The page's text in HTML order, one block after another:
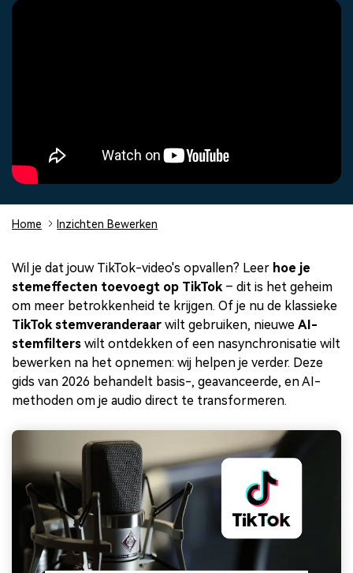
Creatief
centrum
Home Inzichten Bewerken
Wil je dat jouw TikTok-video's opvallen? Leer hoe je
stemeffecten toevoegt op TikTok – dit is het geheim
om meer betrokkenheid te krijgen. Of je nu de klassieke
TikTok stemveranderaar wilt gebruiken, nieuwe AI-
stemfilters wilt ontdekken of een nasynchronisatie wilt
bewerken na het opnemen: wij helpen je verder. Deze
gids van 2026 behandelt basis-, geavanceerde, en AI-
methoden om je audio direct te transformeren.